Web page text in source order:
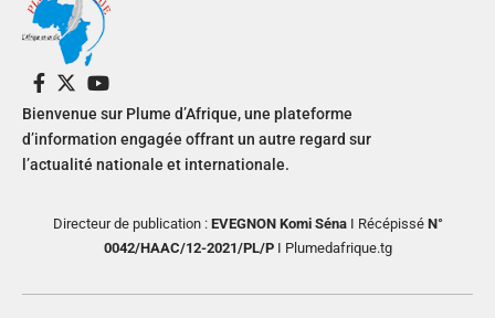
Bienvenue sur Plume d’Afrique, une plateforme
d’information engagée offrant un autre regard sur
l’actualité nationale et internationale.
Directeur de publication : EVEGNON Komi SénaI RécépisséN°
0042/HAAC/12-2021/PL/PI Plumedafrique.tg